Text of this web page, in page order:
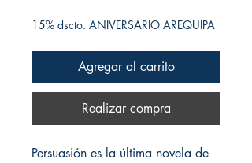
15% dscto. ANIVERSARIO AREQUIPA
Agregar al carrito
Realizar compra
Persuasión es la última novela de